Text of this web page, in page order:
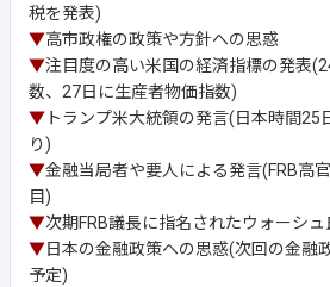
税を発表)
▼高市政権の政策や方針への思惑
▼注目度の高い米国の経済指標の発表
数、27日に生産者物価指数)
▼ トランプ米大統領の発言(日本時間25
り)
▼金融当局者や要人による発言(FRB高
目)
▼次期FRB議長に指名されたウォーシ
▼日本の金融政策への思惑(次回の金融
予定)